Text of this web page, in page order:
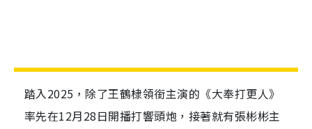
踏入2025，除了王鶴棣領銜主演的《大奉打更人》
率先在12月28日開播打響頭炮，接著就有張彬彬主